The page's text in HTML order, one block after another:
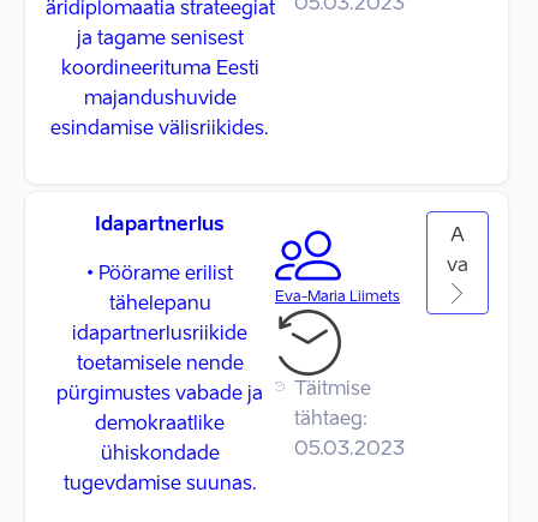
äridiplomaatia strateegiat
ja tagame senisest
koordineerituma Eesti
majandushuvide
esindamise välisriikides.
05.03.2023
Idapartnerlus
• Pöörame erilist
tähelepanu
idapartnerlusriikide
toetamisele nende
pürgimustes vabade ja
demokraatlike
ühiskondade
tugevdamise suunas.
Eva-Maria Liimets
Täitmise
tähtaeg:
05.03.2023
A
va